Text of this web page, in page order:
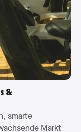
&
smarte
Markt